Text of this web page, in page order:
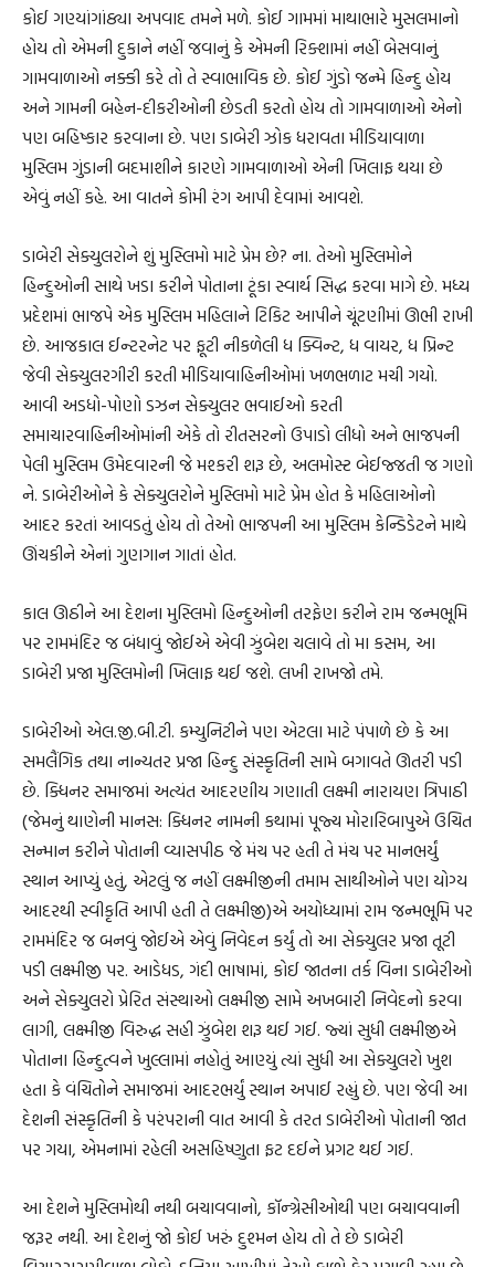
કોઈ ગણ્યાંગાંઠ્યા અપવાદ તમને મળે. કોઈ ગામમાં માથાભારે મુસલમાનો
હોય તો એમની દુકાને નહીં જવાનું કે એમની રિક્શામાં નહીં બેસવાનું
ગામવાળાઓ નક્કી કરે તો તે સ્વાભાવિક છે. કોઈ ગુંડો જન્મે હિન્દુ હોય
અને ગામની બહેન-દીકરીઓની છેડતી કરતો હોય તો ગામવાળાઓ એનો
પણ બહિષ્કાર કરવાના છે. પણ ડાબેરી ઝોક ધરાવતા મીડિયાવાળા
મુસ્લિમ ગુંડાની બદમાશીને કારણે ગામવાળાઓ એની ખિલાફ થયા છે
એવું નહીં કહે. આ વાતને કોમી રંગ આપી દેવામાં આવશે.
ડાબેરી સેક્યુલરોને શું મુસ્લિમો માટે પ્રેમ છે? ના. તેઓ મુસ્લિમોને
હિન્દુઓની સાથે ખડા કરીને પોતાના ટૂંકા સ્વાર્થ સિદ્ધ કરવા માગે છે. મધ્ય
પ્રદેશમાં ભાજપે એક મુસ્લિમ મહિલાને ટિકિટ આપીને ચૂંટણીમાં ઊભી રાખી
છે. આજકાલ ઈન્ટરનેટ પર ફૂટી નીકળેલી ધ ક્વિન્ટ, ધ વાયર, ધ પ્રિન્ટ
જેવી સેક્યુલરગીરી કરતી મીડિયાવાહિનીઓમાં ખળભળાટ મચી ગયો.
આવી અડધો-પોણો ડઝન સેક્યુલર ભવાઈઓ કરતી
સમાચારવાહિનીઓમાંની એકે તો રીતસરનો ઉપાડો લીધો અને ભાજપની
પેલી મુસ્લિમ ઉમેદવારની જે મશ્કરી શરૂ છે, અલમોસ્ટ બેઈજ્જતી જ ગણો
ને. ડાબેરીઓને કે સેક્યુલરોને મુસ્લિમો માટે પ્રેમ હોત કે મહિલાઓનો
આદર કરતાં આવડતું હોય તો તેઓ ભાજપની આ મુસ્લિમ કેન્ડિડેટને માથે
ઊંચકીને એનાં ગુણગાન ગાતાં હોત.
કાલ ઊઠીને આ દેશના મુસ્લિમો હિન્દુઓની તરફેણ કરીને રામ જન્મભૂમિ
પર રામમંદિર જ બંધાવું જોઈએ એવી ઝુંબેશ ચલાવે તો મા કસમ, આ
ડાબેરી પ્રજા મુસ્લિમોની ખિલાફ થઈ જશે. લખી રાખજો તમે.
ડાબેરીઓ એલ.જી.બી.ટી. કમ્યુનિટીને પણ એટલા માટે પંપાળે છે કે આ
સમલૈંગિક તથા નાન્યતર પ્રજા હિન્દુ સંસ્કૃતિની સામે બગાવતે ઊતરી પડી
છે. ક્ધિનર સમાજમાં અત્યંત આદરણીય ગણાતી લક્ષ્મી નારાયણ ત્રિપાઠી
(જેમનું થાણેની માનસ: ક્ધિનર નામની કથામાં પૂજ્ય મોરારિબાપુએ ઉચિત
સન્માન કરીને પોતાની વ્યાસપીઠ જે મંચ પર હતી તે મંચ પર માનભર્યું
સ્થાન આપ્યું હતું, એટલું જ નહીં લક્ષ્મીજીની તમામ સાથીઓને પણ યોગ્ય
આદરથી સ્વીકૃતિ આપી હતી તે લક્ષ્મીજી)એ અયોધ્યામાં રામ જન્મભૂમિ પર
રામમંદિર જ બનવું જોઈએ એવું નિવેદન કર્યું તો આ સેક્યુલર પ્રજા તૂટી
પડી લક્ષ્મીજી પર. આડેધડ, ગંદી ભાષામાં, કોઈ જાતના તર્ક વિના ડાબેરીઓ
અને સેક્યુલરો પ્રેરિત સંસ્થાઓ લક્ષ્મીજી સામે અખબારી નિવેદનો કરવા
લાગી, લક્ષ્મીજી વિરુદ્ધ સહી ઝુંબેશ શરૂ થઈ ગઈ. જ્યાં સુધી લક્ષ્મીજીએ
પોતાના હિન્દુત્વને ખુલ્લામાં નહોતું આણ્યું ત્યાં સુધી આ સેક્યુલરો ખુશ
હતા કે વંચિતોને સમાજમાં આદરભર્યું સ્થાન અપાઈ રહ્યું છે. પણ જેવી આ
દેશની સંસ્કૃતિની કે પરંપરાની વાત આવી કે તરત ડાબેરીઓ પોતાની જાત
પર ગયા, એમનામાં રહેલી અસહિષ્ણુતા ફટ દઈને પ્રગટ થઈ ગઈ.
આ દેશને મુસ્લિમોથી નથી બચાવવાનો, કૉન્ગ્રેસીઓથી પણ બચાવવાની
જરૂર નથી. આ દેશનું જો કોઈ ખરું દુશ્મન હોય તો તે છે ડાબેરી